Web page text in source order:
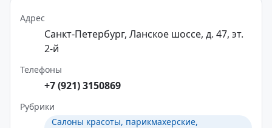
Адрес
Санкт-Петербург, Ланское шоссе, д. 47, эт.
2-й
Телефоны
+7 (921) 3150869
Рубрики
Салоны красоты, парикмахерские,